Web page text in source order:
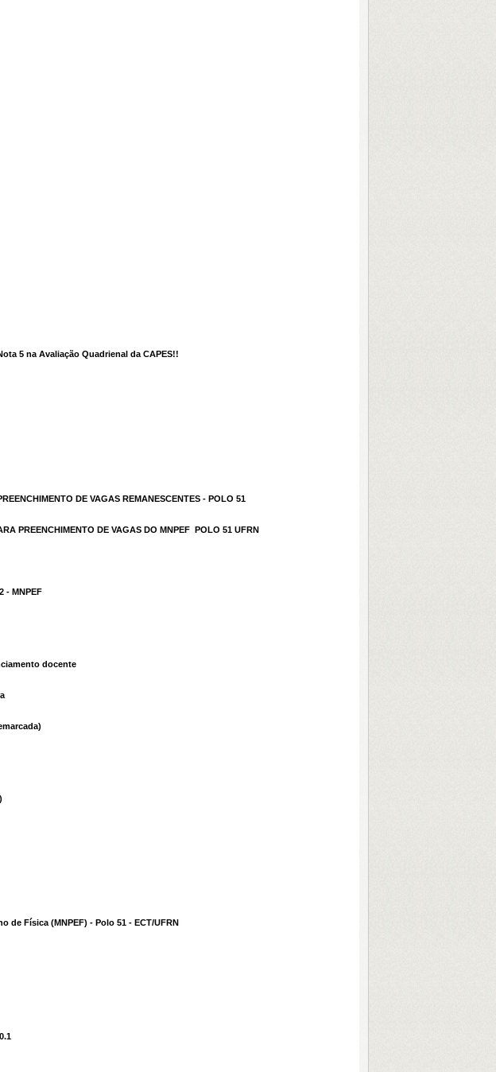
5 na Avaliação Quadrienal da CAPES!!
DE VAGAS REMANESCENTES - POLO 51
PREENCHIMENTO DE VAGAS DO MNPEF  POLO 51 UFRN
- MNPEF
docente
Física (MNPEF) - Polo 51 - ECT/UFRN